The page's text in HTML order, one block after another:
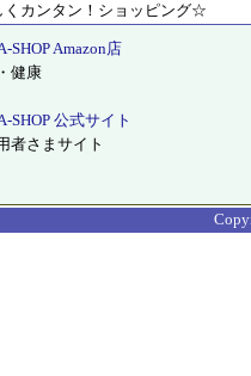
くカンタン！ショッピング☆
SHOP Amazon店
健康
SHOP 公式サイト
者さまサイト